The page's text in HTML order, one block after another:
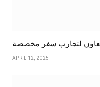
لتجارب سفر مخصصة
APRIL 12, 2025